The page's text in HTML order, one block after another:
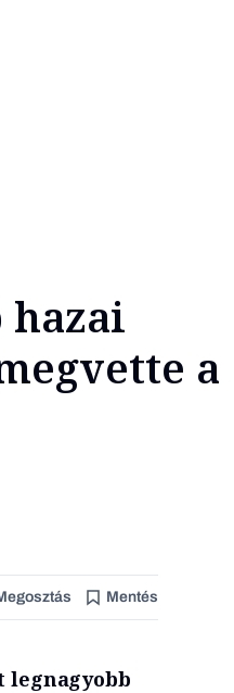
hazai
a
Mentés
legnagyobb